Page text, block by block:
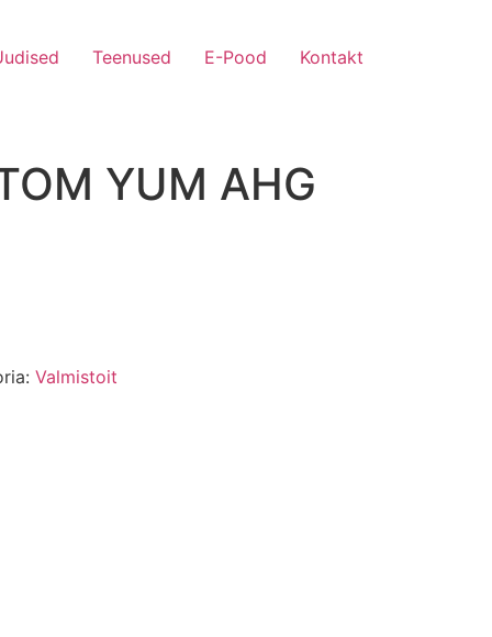
Teenused E-Pood Kontakt
YUM AHG
Valmistoit